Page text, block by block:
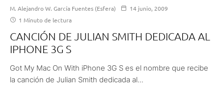
M. Alejandro W. García Fuentes (Esfera)
14 junio, 2009
1 Minuto de lectura
CANCIÓN DE JULIAN SMITH DEDICADA AL
IPHONE 3G S
Got My Mac On With iPhone 3G S es el nombre que recibe
la canción de Julian Smith dedicada al...